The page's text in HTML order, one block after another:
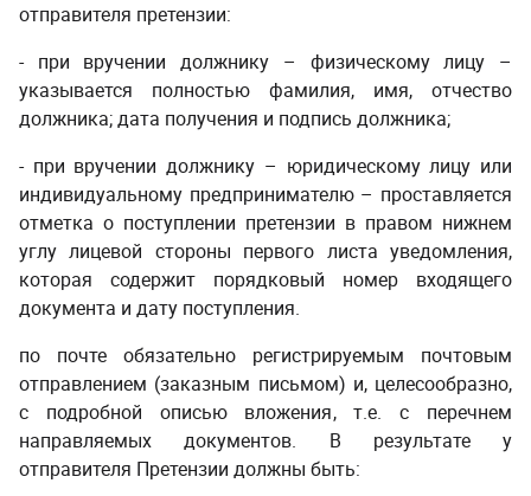
отправителя претензии:
- при вручении должнику – физическому лицу –
указывается полностью фамилия, имя, отчество
должника; дата получения и подпись должника;
- при вручении должнику – юридическому лицу или
индивидуальному предпринимателю – проставляется
отметка о поступлении претензии в правом нижнем
углу лицевой стороны первого листа уведомления,
которая содержит порядковый номер входящего
документа и дату поступления.
по почте обязательно регистрируемым почтовым
отправлением (заказным письмом) и, целесообразно,
с подробной описью вложения, т.е. с перечнем
направляемых документов. В результате у
отправителя Претензии должны быть: